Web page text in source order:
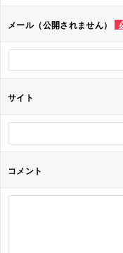
ョ
ン
メール（公開されません）
サイト
コメント